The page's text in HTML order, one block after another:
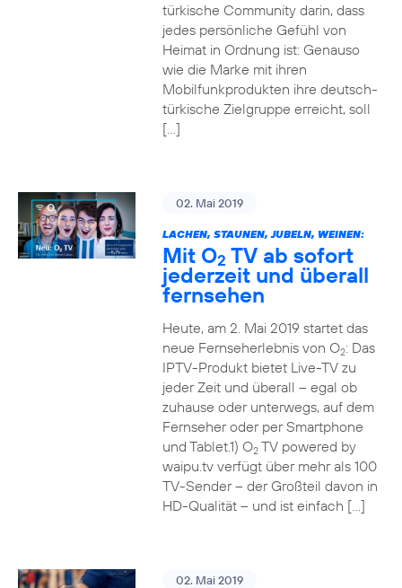
türkische Community darin, dass
jedes persönliche Gefühl von
Heimat in Ordnung ist: Genauso
wie die Marke mit ihren
Mobilfunkprodukten ihre deutsch-
türkische Zielgruppe erreicht, soll
[…]
02. Mai 2019
LACHEN, STAUNEN, JUBELN, WEINEN:
Mit O2 TV ab sofort
jederzeit und überall
fernsehen
Heute, am 2. Mai 2019 startet das
neue Fernseherlebnis von O2: Das
IPTV-Produkt bietet Live-TV zu
jeder Zeit und überall – egal ob
zuhause oder unterwegs, auf dem
Fernseher oder per Smartphone
und Tablet.1) O2TV powered by
waipu.tv verfügt über mehr als 100
TV-Sender – der Großteil davon in
HD-Qualität – und ist einfach […]
02. Mai 2019